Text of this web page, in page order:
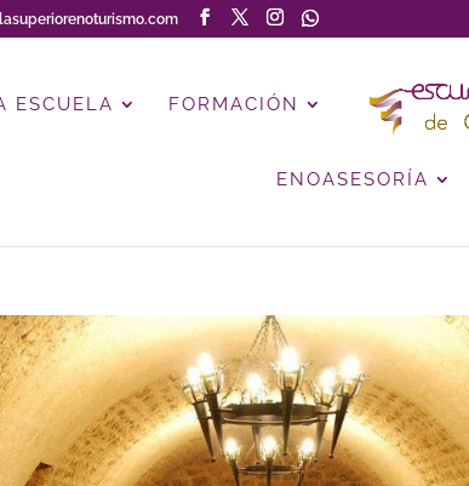
ESCUELA FORMACIÓN
ENOASESORÍA